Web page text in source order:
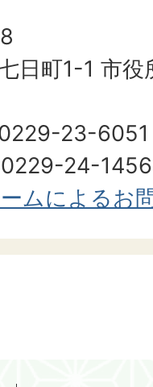
日町1-1 市役
23-6051
24-1456
ムによるお